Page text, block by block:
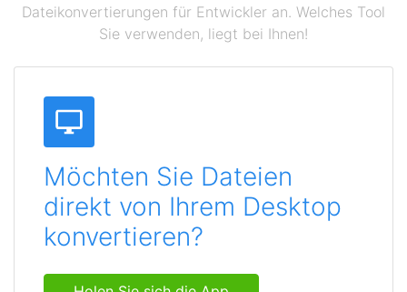
Dateikonvertierungen für Entwickler an. Welches Tool
Sie verwenden, liegt bei Ihnen!
Möchten Sie Dateien
direkt von Ihrem Desktop
konvertieren?